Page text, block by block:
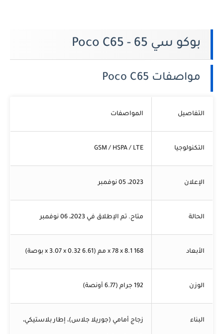
بوكو سي 65 - Poco C65
مواصفات Poco C65
التفاصيل المواصفات
التكنولوجيا GSM / HSPA / LTE
الإعلان 2023، 05 نوفمبر
الحالة متاح. تم الإطلاق في 2023، 06 نوفمبر
الأبعاد 168 x 78 x 8.1 مم (6.61 x 3.07 x 0.32 بوصة)
الوزن 192 جرام (6.77 أونصة)
البناء زجاج أمامي (جوريلا جلاس)، إطار بلاستيكي،